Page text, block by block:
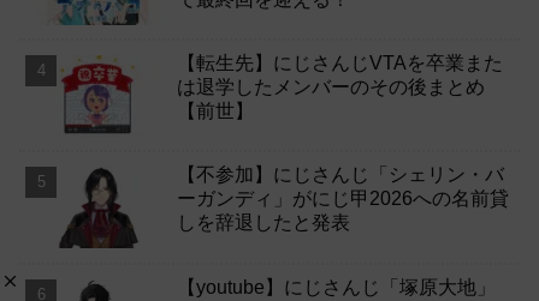
【転生先】にじさんじVTAを卒業また
は退学したメンバーのその後まとめ
【前世】
【不参加】にじさんじ「シェリン・バ
ーガンディ」がにじ甲2026への名前貸
しを辞退したと発表
【youtube】にじさんじ「塚原大地」